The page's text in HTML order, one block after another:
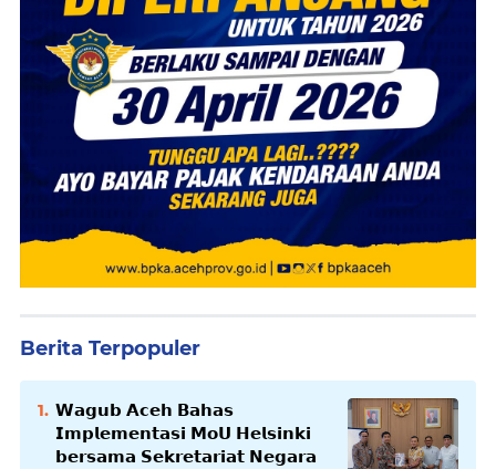
Berita Terpopuler
𝗪𝗮𝗴𝘂𝗯 𝗔𝗰𝗲𝗵 𝗕𝗮𝗵𝗮𝘀
𝗜𝗺𝗽𝗹𝗲𝗺𝗲𝗻𝘁𝗮𝘀𝗶 𝗠𝗼𝗨 𝗛𝗲𝗹𝘀𝗶𝗻𝗸𝗶
𝗯𝗲𝗿𝘀𝗮𝗺𝗮 𝗦𝗲𝗸𝗿𝗲𝘁𝗮𝗿𝗶𝗮𝘁 𝗡𝗲𝗴𝗮𝗿𝗮